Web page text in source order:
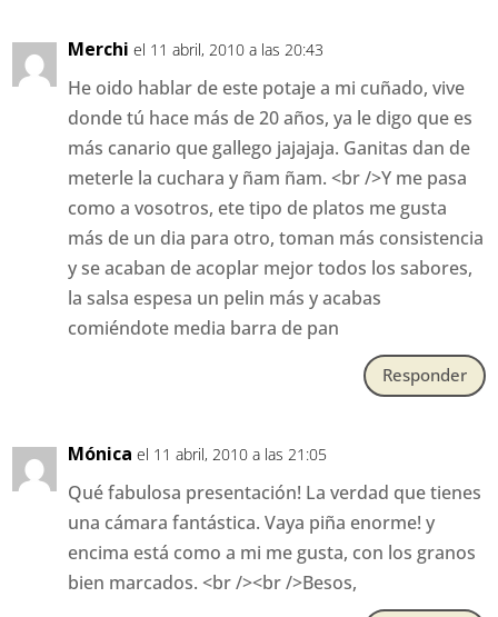
Merchi el 11 abril, 2010 a las 20:43
He oido hablar de este potaje a mi cuñado, vive
donde tú hace más de 20 años, ya le digo que es
más canario que gallego jajajaja. Ganitas dan de
meterle la cuchara y ñam ñam. <br />Y me pasa
como a vosotros, ete tipo de platos me gusta
más de un dia para otro, toman más consistencia
y se acaban de acoplar mejor todos los sabores,
la salsa espesa un pelin más y acabas
comiéndote media barra de pan
Responder
Mónica el 11 abril, 2010 a las 21:05
Qué fabulosa presentación! La verdad que tienes
una cámara fantástica. Vaya piña enorme! y
encima está como a mi me gusta, con los granos
bien marcados. <br /><br />Besos,